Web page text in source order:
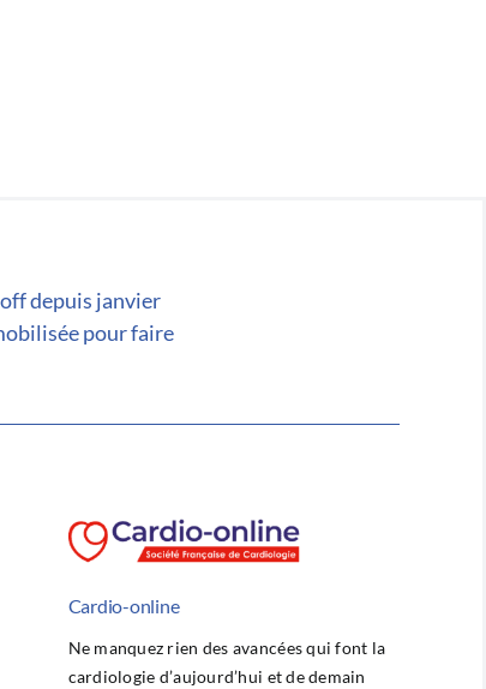
depuis janvier
pour faire
Cardio-online
Ne manquez rien des avancées qui font la
cardiologie d’aujourd’hui et de demain